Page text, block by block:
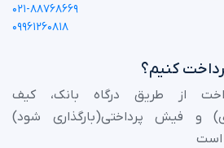
۰۲۱-۸۸۷۶۸۶۶۹
۰۹۹۶۱۲۶۰۸۱۸
کنیم؟
از طریق درگاه بانک، کیف
و فیش پرداختی(بارگذاری شود)
است